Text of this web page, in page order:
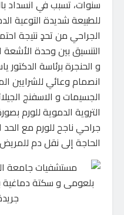
سنوات، تسبب في انسداد
للطبيعة شديدة التوعية
الجراحي من تحدٍ نتيجة
التنسيق بين وحدة
و الحنجرة برئاسة الدكتور
انصمام وعائي للشرايين
الجسيمات و الاسفنج
التروية الدموية للورم
جراحي ناجح للورم مع
الحاجة إلى نقل دم